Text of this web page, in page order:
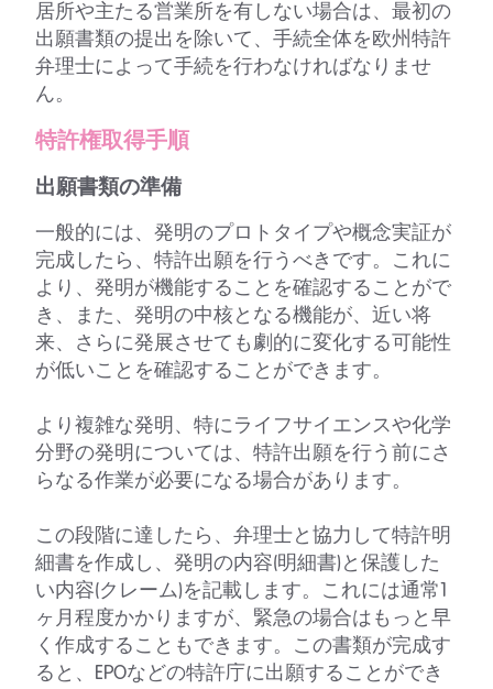
居所や主たる営業所を有しない場合は、最初の
出願書類の提出を除いて、手続全体を欧州特許
弁理士によって手続を行わなければなりませ
ん。
特許権取得手順
出願書類の準備
一般的には、発明のプロトタイプや概念実証が
完成したら、特許出願を行うべきです。これに
より、発明が機能することを確認することがで
き、また、発明の中核となる機能が、近い将
来、さらに発展させても劇的に変化する可能性
が低いことを確認することができます。
より複雑な発明、特にライフサイエンスや化学
分野の発明については、特許出願を行う前にさ
らなる作業が必要になる場合があります。
この段階に達したら、弁理士と協力して特許明
細書を作成し、発明の内容(明細書)と保護した
い内容(クレーム)を記載します。これには通常1
ヶ月程度かかりますが、緊急の場合はもっと早
く作成することもできます。この書類が完成す
ると、EPOなどの特許庁に出願することができ